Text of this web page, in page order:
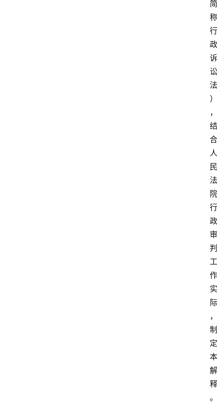
简
称
行
政
诉
讼
法
）
，
结
合
人
民
法
院
行
政
审
判
工
作
实
际
，
制
定
本
解
释
。